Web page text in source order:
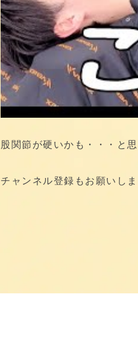
股関節が硬いかも・・・と
チャンネル登録もお願いし